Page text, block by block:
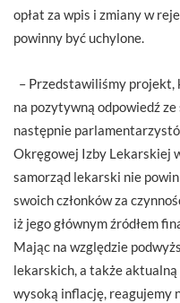
opłat za wpis i zmiany w
powinny być uchylone.
– Przedstawiliśmy
na pozytywną odpowiedź
następnie
Okręgowej Izby Lekarskiej
samorząd lekarski nie
swoich członków za
iż jego głównym źródłem
Mając na względzie
lekarskich, a także
wysoką inflację, reagujemy